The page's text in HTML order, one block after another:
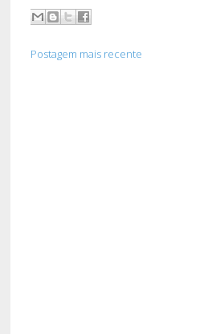
Postagem mais recente